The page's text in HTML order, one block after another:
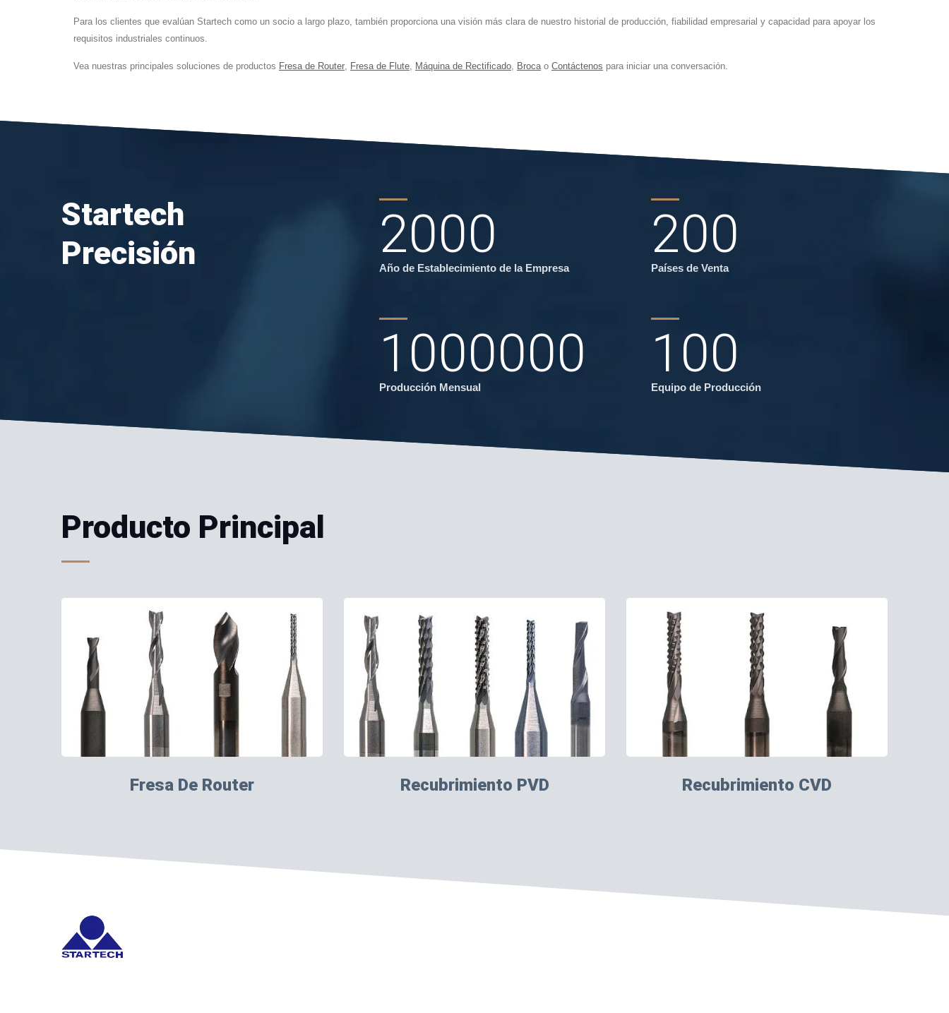
Para los clientes que evalúan Startech como un socio a largo plazo, también proporciona una visión más clara de nuestro historial de producción, fiabilidad empresarial y capacidad para apoyar los
requisitos industriales continuos.
Vea nuestras principales soluciones de productos Fresa de Router, Fresa de Flute, Máquina de Rectificado, Brocao Contáctenos para iniciar una conversación.
Startech
Precisión
2000
Año de Establecimiento de la Empresa
200
Países de Venta
1000000
Producción Mensual
100
Equipo de Producción
Producto Principal
Fresa De Router Recubrimiento PVD Recubrimiento CVD